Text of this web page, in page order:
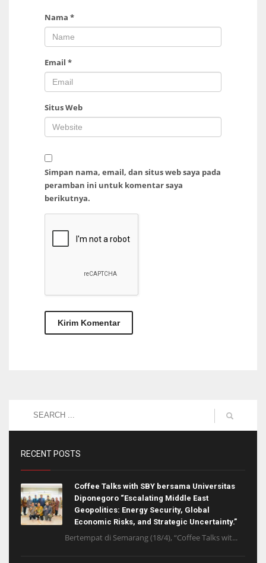
Nama *
Email *
Situs Web
Simpan nama, email, dan situs web saya pada
peramban ini untuk komentar saya
berikutnya.
RECENT POSTS
Coffee Talks with SBY bersama Universitas
Diponegoro “Escalating Middle East
Geopolitics: Energy Security, Global
Economic Risks, and Strategic Uncertainty.”
Bertempat di Semarang (18/4), “Coffee Talks wit...